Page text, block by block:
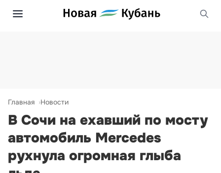
Главная Новости
В Сочи на ехавший по мосту
автомобиль Mercedes
рухнула огромная глыба